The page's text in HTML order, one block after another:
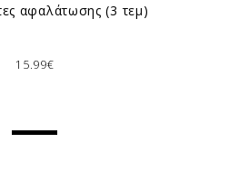
αφαλάτωσης (3 τεμ)
15.99€